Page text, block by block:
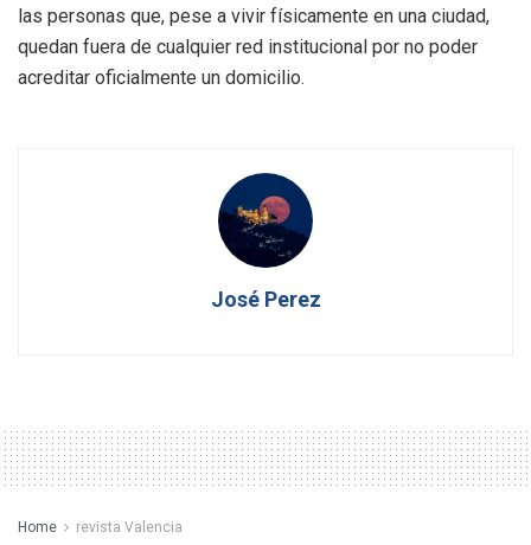
las personas que, pese a vivir físicamente en una ciudad,
quedan fuera de cualquier red institucional por no poder
acreditar oficialmente un domicilio.
José Perez
Home revista Valencia